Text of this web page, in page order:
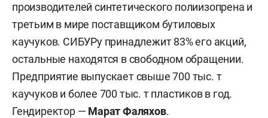
производителей синтетического полиизопрена и
третьим в мире поставщиком бутиловых
каучуков. СИБУРу принадлежит 83% его акций,
остальные находятся в свободном обращении.
Предприятие выпускает свыше 700 тыс. т
каучуков и более 700 тыс. т пластиков в год.
Гендиректор — Марат Фаляхов.